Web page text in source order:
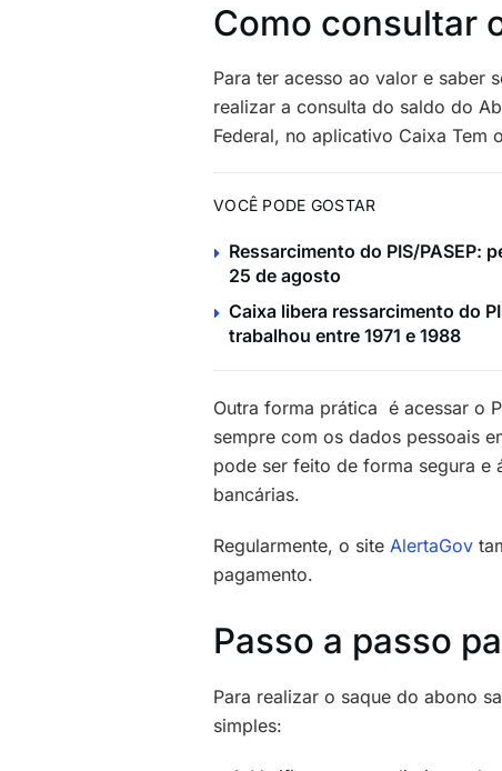
Como consultar
Para ter acesso ao valor e saber
realizar a consulta do saldo do
Federal, no aplicativo Caixa Tem
VOCÊ PODE GOSTAR
Ressarcimento do PIS/PASEP:
25 de agosto
Caixa libera ressarcimento do
trabalhou entre 1971 e 1988
Outra forma prática é acessar o
sempre com os dados pessoais
pode ser feito de forma segura e
bancárias.
Regularmente, o site AlertaGov
pagamento.
Passo a passo
Para realizar o saque do abono
simples: